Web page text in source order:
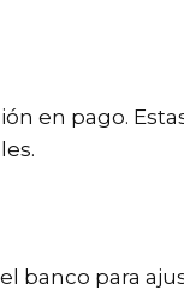
en pago.
banco para